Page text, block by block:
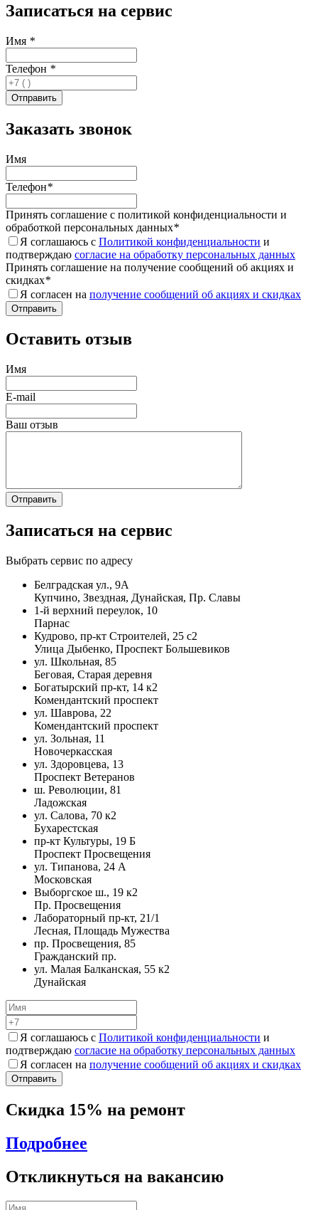
Записаться на сервис
Имя *
Телефон *
Заказать звонок
Имя
Телефон*
Принять соглашение с политикой конфиденциальности и
обработкой персональных данных*
Я соглашаюсь с Политикой конфиденциальности и
подтверждаю согласие на обработку персональных данных
Принять соглашение на получение сообщений об акциях и
скидках*
Я согласен на получение сообщений об акциях и скидках
Оставить отзыв
Имя
E-mail
Ваш отзыв
Записаться на сервис
Выбрать сервис по адресу
Белградская ул., 9А
Купчино, Звездная, Дунайская, Пр. Славы
1-й верхний переулок, 10
Парнас
Кудрово, пр-кт Строителей, 25 с2
Улица Дыбенко, Проспект Большевиков
ул. Школьная, 85
Беговая, Старая деревня
Богатырский пр-кт, 14 к2
Комендантский проспект
ул. Шаврова, 22
Комендантский проспект
ул. Зольная, 11
Новочеркасская
ул. Здоровцева, 13
Проспект Ветеранов
ш. Революции, 81
Ладожская
ул. Салова, 70 к2
Бухарестская
пр-кт Культуры, 19 Б
Проспект Просвещения
ул. Типанова, 24 А
Московская
Выборгское ш., 19 к2
Пр. Просвещения
Лабораторный пр-кт, 21/1
Лесная, Площадь Мужества
пр. Просвещения, 85
Гражданский пр.
ул. Малая Балканская, 55 к2
Дунайская
Я соглашаюсь с Политикой конфиденциальности и
подтверждаю согласие на обработку персональных данных
Я согласен на получение сообщений об акциях и скидках
Скидка 15% на ремонт
Подробнее
Откликнуться на вакансию